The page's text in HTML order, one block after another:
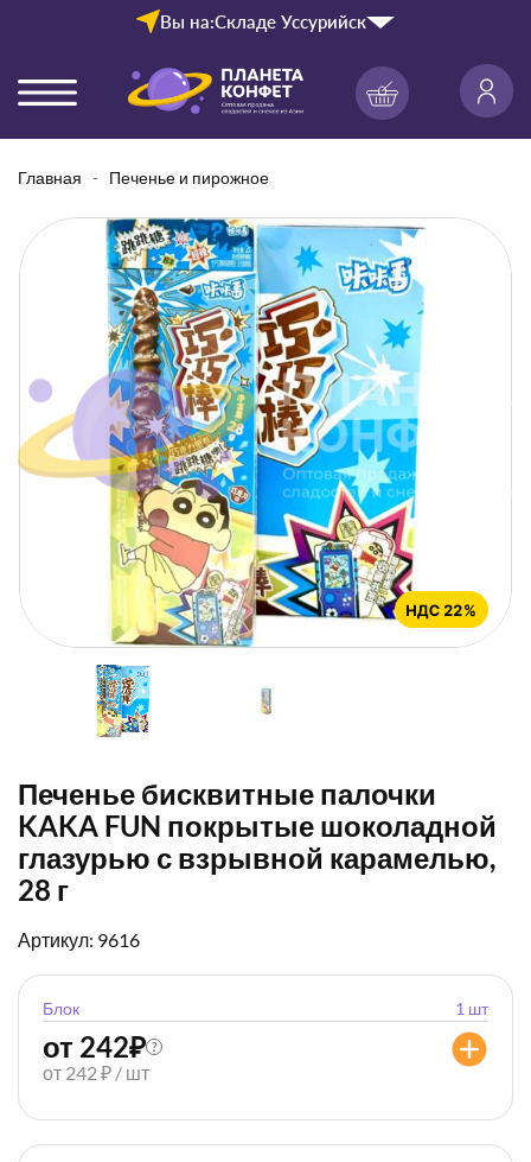
Вы на:Складе Уссурийск
Главная Печенье и пирожное
Печенье бисквитные палочки
KAKA FUN покрытые шоколадной
глазурью с взрывной карамелью,
28 г
Артикул: 9616
Блок 1 шт
от 242₽ ?
от 242 ₽ / шт